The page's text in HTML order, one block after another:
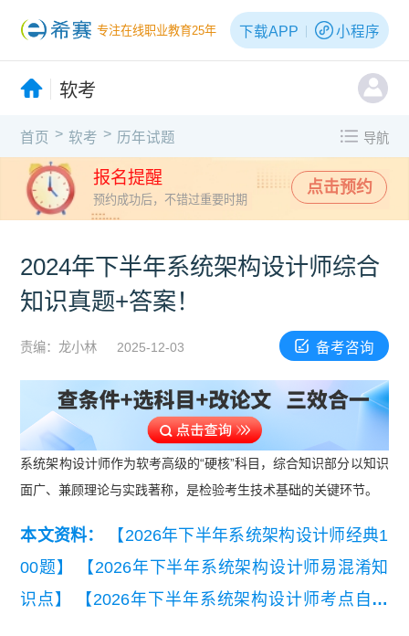
专注在线职业教育25年 下载APP 小程序
软考
首页 > 软考 > 历年试题 导航
报名提醒
预约成功后，不错过重要时期
点击预约
2024年下半年系统架构设计师综合
知识真题+答案！
责编：龙小林 2025-12-03 备考咨询
系统架构设计师作为软考高级的“硬核”科目，综合知识部分以知识
面广、兼顾理论与实践著称，是检验考生技术基础的关键环节。
本文资料：
【2026年下半年系统架构设计师经典1
00题】
【2026年下半年系统架构设计师易混淆知
识点】
【2026年下半年系统架构设计师考点自查